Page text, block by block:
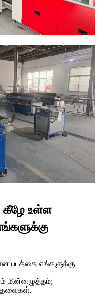
கீழே உள்ள
படத்தை எங்களுக்கு
மின்னழுத்தம்;
தேவைகள்.